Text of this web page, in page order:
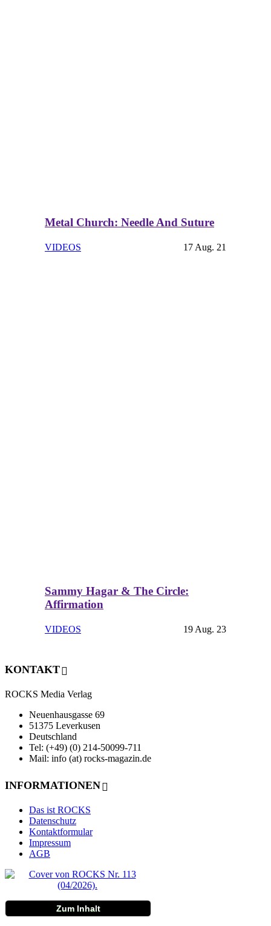
Metal Church: Needle And Suture
VIDEOS 17 Aug. 21
Sammy Hagar & The Circle:
Affirmation
VIDEOS 19 Aug. 23
KONTAKT
ROCKS Media Verlag
Neuenhausgasse 69
51375 Leverkusen
Deutschland
Tel: (+49) (0) 214-50099-711
Mail: info (at) rocks-magazin.de
INFORMATIONEN
Das ist ROCKS
Datenschutz
Kontaktformular
Impressum
AGB
Zum Inhalt